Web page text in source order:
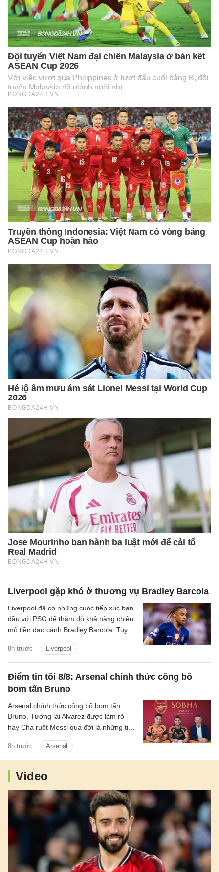
Liverpool gặp khó ở thương vụ Bradley Barcola
8h trước Liverpool
Liverpool đã có những cuộc tiếp xúc ban
đầu với PSG để thăm dò khả năng chiêu
mộ tiền đạo cánh Bradley Barcola. Tuy
hai CLB đang là trở ngại lớn đối với
thương vụ này.
Điểm tin tối 8/8: Arsenal chính thức công bố
bom tấn Bruno
8h trước Arsenal
Arsenal chính thức công bố bom tấn
Bruno, Tương lai Alvarez được làm rõ
hay Cha ruột Messi qua đời là những tin
Video